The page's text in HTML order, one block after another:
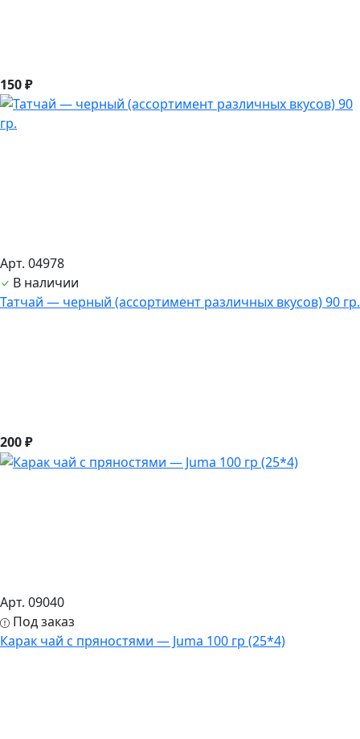
150 ₽
Арт. 04978
В наличии
Татчай — черный (ассортимент различных вкусов) 90 гр.
200 ₽
Арт. 09040
Под заказ
Карак чай с пряностями — Juma 100 гр (25*4)